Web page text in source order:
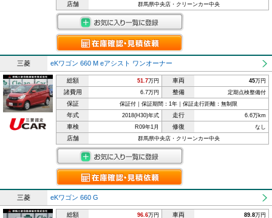
店舗 群馬県中央店・クリーンカー中央
三菱 eKワゴン 660 M eアシスト ワンオーナー
総額 51.7万円 車両 45万円
諸費用 6.7万円 整備 定期点検整備付
保証 保証付｜保証期間：1年｜保証走行距離：無制限
年式 2018(H30)年式 走行 6.6万km
車検 R09年1月 修復 なし
店舗 群馬県中央店・クリーンカー中央
三菱 eKワゴン 660 G
総額 96.6万円 車両 89.8万円